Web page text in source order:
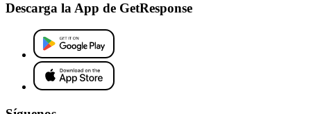
Descarga la App de GetResponse